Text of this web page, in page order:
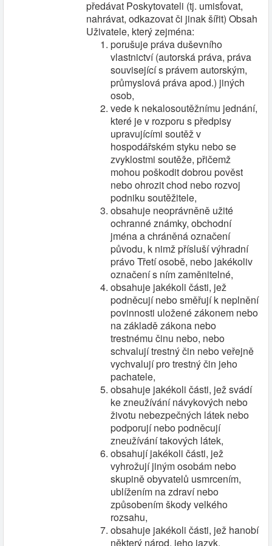
předávat Poskytovateli (tj. umisťovat,
nahrávat, odkazovat či jinak šířit) Obsah
Uživatele, který zejména:
porušuje práva duševního
vlastnictví (autorská práva, práva
související s právem autorským,
průmyslová práva apod.) jiných
osob,
vede k nekalosoutěžnímu jednání,
které je v rozporu s předpisy
upravujícími soutěž v
hospodářském styku nebo se
zvyklostmi soutěže, přičemž
mohou poškodit dobrou pověst
nebo ohrozit chod nebo rozvoj
podniku soutěžitele,
obsahuje neoprávněně užité
ochranné známky, obchodní
jména a chráněná označení
původu, k nimž přísluší výhradní
právo Třetí osobě, nebo jakékoliv
označení s ním zaměnitelné,
obsahuje jakékoli části, jež
podněcují nebo směřují k neplnění
povinnosti uložené zákonem nebo
na základě zákona nebo
trestnému činu nebo, nebo
schvalují trestný čin nebo veřejně
vychvalují pro trestný čin jeho
pachatele,
obsahuje jakékoli části, jež svádí
ke zneužívání návykových nebo
životu nebezpečných látek nebo
podporují nebo podněcují
zneužívání takových látek,
obsahují jakékoli části, jež
vyhrožují jiným osobám nebo
skupině obyvatelů usmrcením,
ublížením na zdraví nebo
způsobením škody velkého
rozsahu,
obsahuje jakékoli části, jež hanobí
některý národ, jeho jazyk,